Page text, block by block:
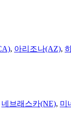
, 아리조나(AZ),
네브래스카(NE), 미